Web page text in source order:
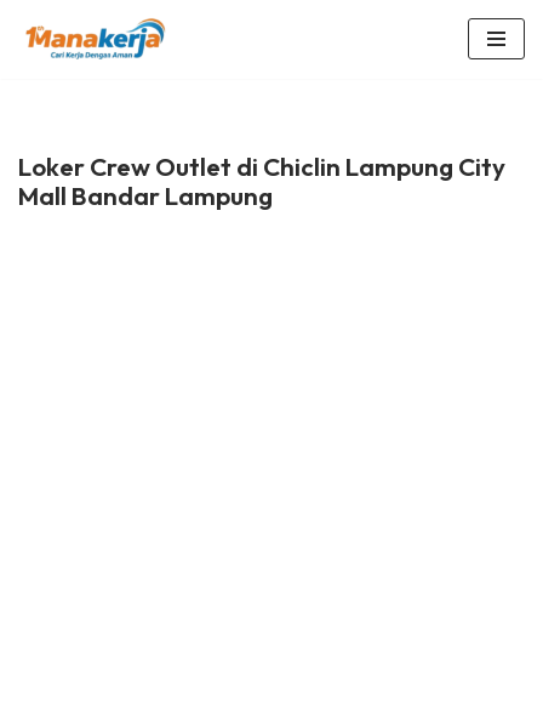
Loker Crew Outlet di Chiclin Lampung City
Mall Bandar Lampung